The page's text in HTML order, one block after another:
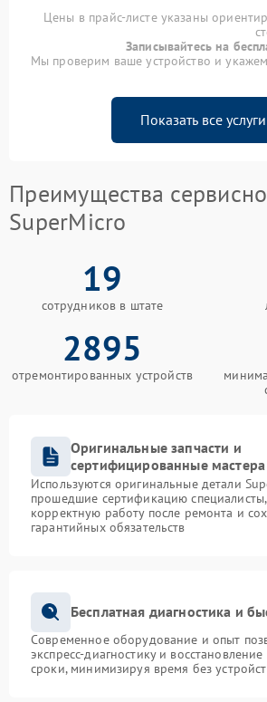
Цены в прайс-листе указаны
Записывайтесь на
Мы проверим ваше устройство и
Показать все услуги
Преимущества
SuperMicro
19
сотрудников в штате
2895
отремонтированных устройств
Оригинальные запчасти и
сертифицированные мастера
Используются оригинальные детали
прошедшие сертификацию специалисты,
корректную работу после ремонта и
гарантийных обязательств
Бесплатная диагностика и
Современное оборудование и опыт
экспресс-диагностику и
сроки, минимизируя время без